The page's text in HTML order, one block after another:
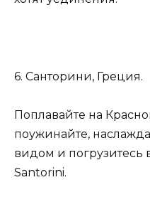
6. Санторини, Греция.
Поплавайте на
поужинайте,
видом и погрузитесь
Santorini.